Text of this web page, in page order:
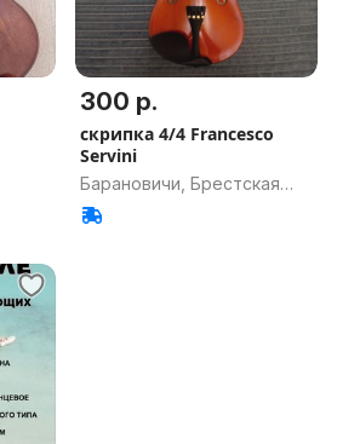
300 р.
скрипка 4/4 Francesco
Servini
Барановичи, Брестская
обл.